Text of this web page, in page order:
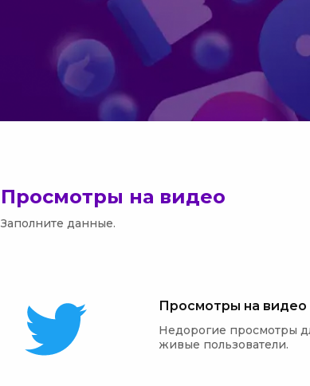
Просмотры на видео
Заполните данные.
Просмотры на видео
Недорогие просмотры
живые пользователи.